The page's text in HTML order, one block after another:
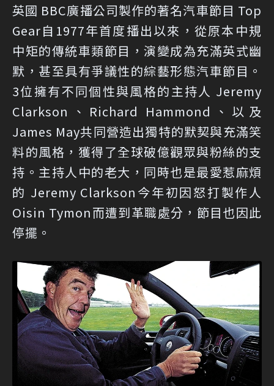
英國 BBC廣播公司製作的著名汽車節目 Top
Gear自1977年首度播出以來，從原本中規
中矩的傳統車類節目，演變成為充滿英式幽
默，甚至具有爭議性的綜藝形態汽車節目。
3位擁有不同個性與風格的主持人 Jeremy
Clarkson、Richard Hammond、以及
James May共同營造出獨特的默契與充滿笑
料的風格，獲得了全球破億觀眾與粉絲的支
持。主持人中的老大，同時也是最愛惹麻煩
的 Jeremy Clarkson今年初因怒打製作人
Oisin Tymon而遭到革職處分，節目也因此
停擺。